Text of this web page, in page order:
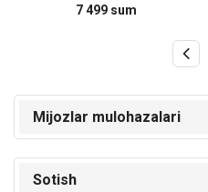
7 499 sum
Mijozlar mulohazalari
Sotish